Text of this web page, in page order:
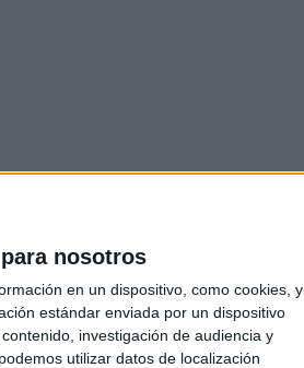
nosotros
en un dispositivo, como cookies, y
estándar enviada por un dispositivo
investigación de audiencia y
utilizar datos de localización